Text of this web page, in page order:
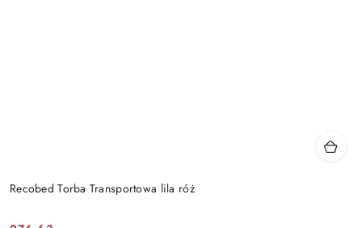
Recobed Torba Transportowa lila róż